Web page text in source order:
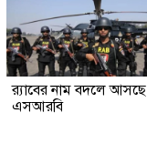
র‍্যাবের নাম বদলে আসছে
এসআরবি